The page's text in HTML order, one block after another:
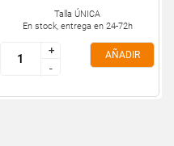
Talla ÚNICA
En stock, entrega en 24-72h
+
-
+
-
AÑADIR